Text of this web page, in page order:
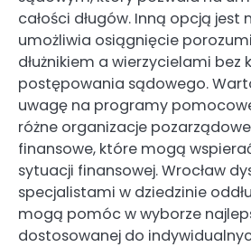
całości długów. Inną opcją
umożliwia osiągnięcie
dłużnikiem a wierzycielami bez
postępowania sądowego.
uwagę na programy
różne organizacje
finansowe, które mogą
sytuacji finansowej. Wrocław
specjalistami w dziedzinie
mogą pomóc w wyborze
dostosowanej do